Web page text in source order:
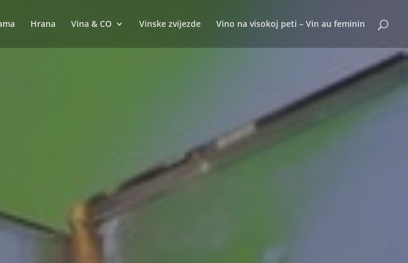
Hrana Vina & CO Vinske zvijezde Vino na visokoj peti – Vin au feminin